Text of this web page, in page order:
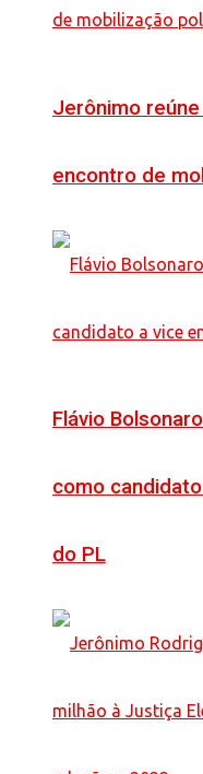
Jerônimo
encontro de
Flávio
como
do PL